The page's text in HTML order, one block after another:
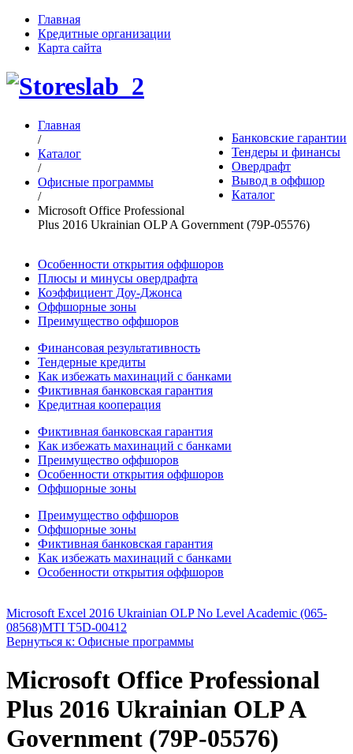
Главная
Кредитные организации
Карта сайта
Банковские гарантии
Тендеры и финансы
Овердрафт
Вывод в оффшор
Каталог
Главная
/
Каталог
/
Офисные программы
/
Microsoft Office Professional
Plus 2016 Ukrainian OLP A Government (79P-05576)
Особенности открытия оффшоров
Плюсы и минусы овердрафта
Коэффициент Доу-Джонса
Оффшорные зоны
Преимущество оффшоров
Финансовая результативность
Тендерные кредиты
Как избежать махинаций с банками
Фиктивная банковская гарантия
Кредитная кооперация
Фиктивная банковская гарантия
Как избежать махинаций с банками
Преимущество оффшоров
Особенности открытия оффшоров
Оффшорные зоны
Преимущество оффшоров
Оффшорные зоны
Фиктивная банковская гарантия
Как избежать махинаций с банками
Особенности открытия оффшоров
Microsoft Excel 2016 Ukrainian OLP No Level Academic (065-
08568)MTI T5D-00412
Вернуться к: Офисные программы
Microsoft Office Professional
Plus 2016 Ukrainian OLP A
Government (79P-05576)